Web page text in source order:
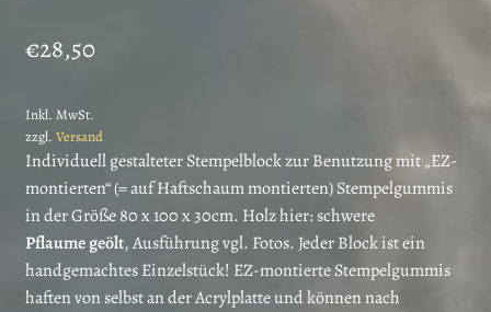
€28,50
Inkl. MwSt.
zzgl. Versand
Individuell gestalteter Stempelblock zur Benutzung mit „EZ-
montierten“ (= auf Haftschaum montierten) Stempelgummis
in der Größe 80 x 100 x 30cm. Holz hier: schwere
Pflaumegeölt, Ausführung vgl. Fotos. Jeder Block ist ein
handgemachtes Einzelstück! EZ-montierte Stempelgummis
haften von selbst an der Acrylplatte und können nach